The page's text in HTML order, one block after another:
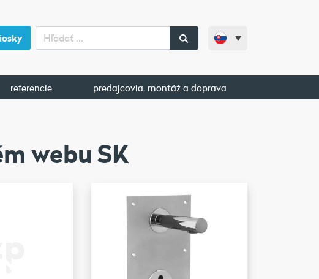
referencie predajcovia, montáž a doprava
webu SK